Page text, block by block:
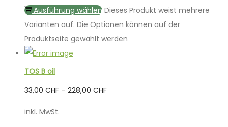
Ausführung wählen Dieses Produkt weist mehrere
Varianten auf. Die Optionen können auf der
Produktseite gewählt werden
TOS B oil
33,00 CHF – 228,00 CHF
inkl. MwSt.